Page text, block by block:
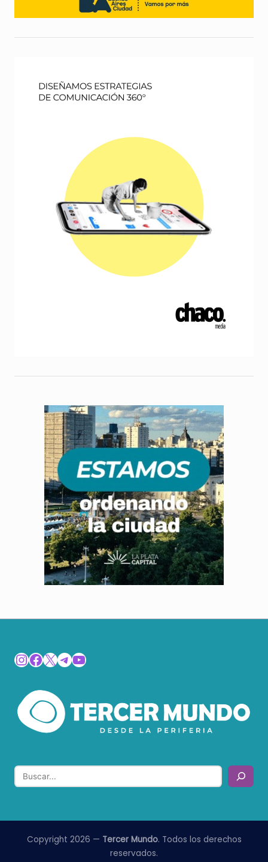
Instagram
Facebook
X Telegram
YouTube
Buscar
Copyright 2026 — Tercer Mundo. Todos los derechos
reservados.